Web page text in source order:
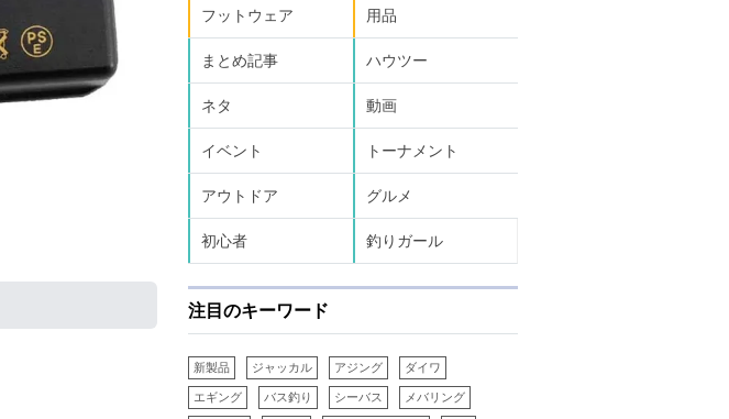
フットウェア 用品
まとめ記事 ハウツー
ネタ 動画
イベント トーナメント
アウトドア グルメ
初心者 釣りガール
注目のキーワード
新製品 ジャッカル アジング ダイワ
エギング バス釣り シーバス メバリング